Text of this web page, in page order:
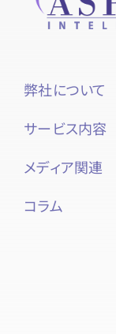
弊社について
サービス内容
メディア関連
コラム